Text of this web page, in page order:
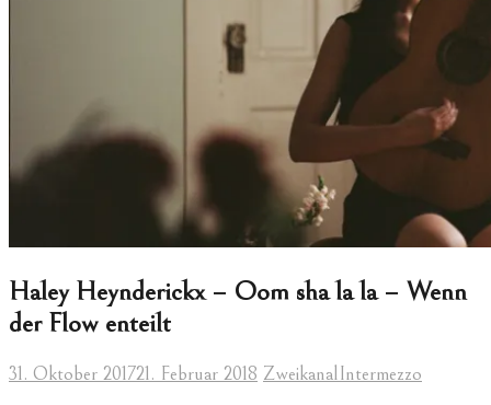
Haley Heynderickx – Oom sha la la – Wenn
der Flow enteilt
31. Oktober 201721. Februar 2018 ZweikanalIntermezzo